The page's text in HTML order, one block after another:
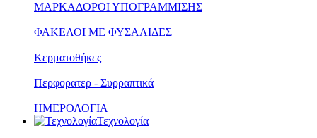
ΜΑΡΚΑΔΟΡΟΙ ΥΠΟΓΡΑΜΜΙΣΗΣ
ΦΑΚΕΛΟΙ ΜΕ ΦΥΣΑΛΙΔΕΣ
Κερματοθήκες
Περφορατερ - Συρραπτικά
ΗΜΕΡΟΛΟΓΙΑ
Τεχνολογία